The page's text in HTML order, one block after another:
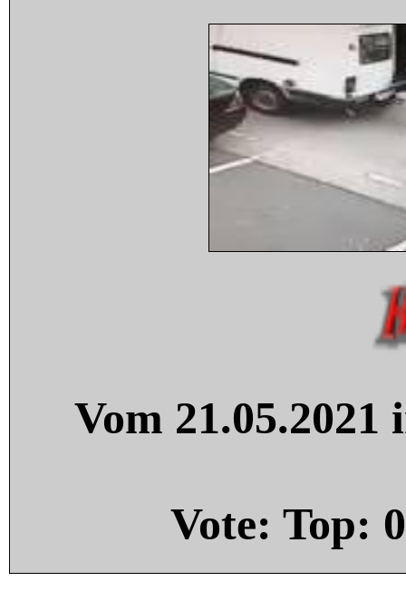
Vom
Vote: Top: 0